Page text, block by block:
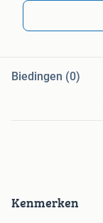
Kenmerken
Biedingen (0)